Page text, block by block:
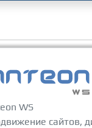
WS
сайтов,